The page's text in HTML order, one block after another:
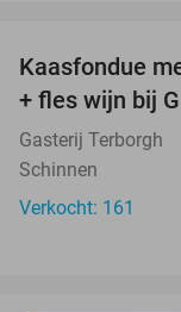
Kaasfondue
+ fles wijn bij
Gasterij Terborgh
Schinnen
Verkocht: 161